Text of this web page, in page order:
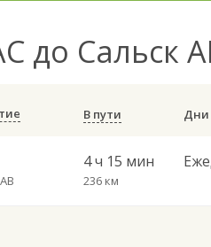
до Сальск
В пути
4 ч 15 мин
236 км